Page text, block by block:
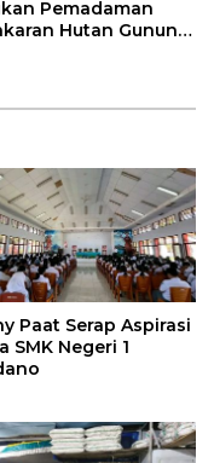
Pemadaman
Hutan Gunung
Paat Serap Aspirasi
SMK Negeri 1